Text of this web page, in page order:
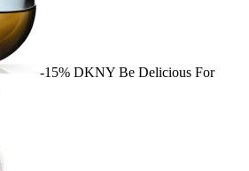
-15% DKNY Be Delicious For